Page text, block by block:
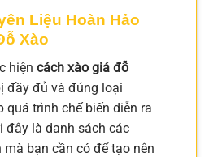
Liệu Hoàn Hảo
Xào
hiện cách xào giá đỗ
đầy đủ và đúng loại
quá trình chế biến diễn ra
đây là danh sách các
mà bạn cần có để tạo nên